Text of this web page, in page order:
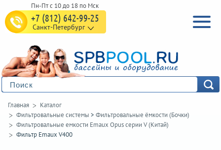
+7 (812) 642-99-25
Санкт-Петербург
Главная
Каталог
Фильтровальные системы > Фильтровальные ёмкости (Бочки)
Фильтровальные емкости Emaux Opus серии V (Китай)
Фильтр Emaux V400